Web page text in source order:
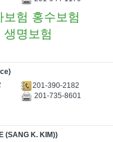
험 홍수보험
명보험
201-390-2182
201-735-8601
(SANG K. KIM))